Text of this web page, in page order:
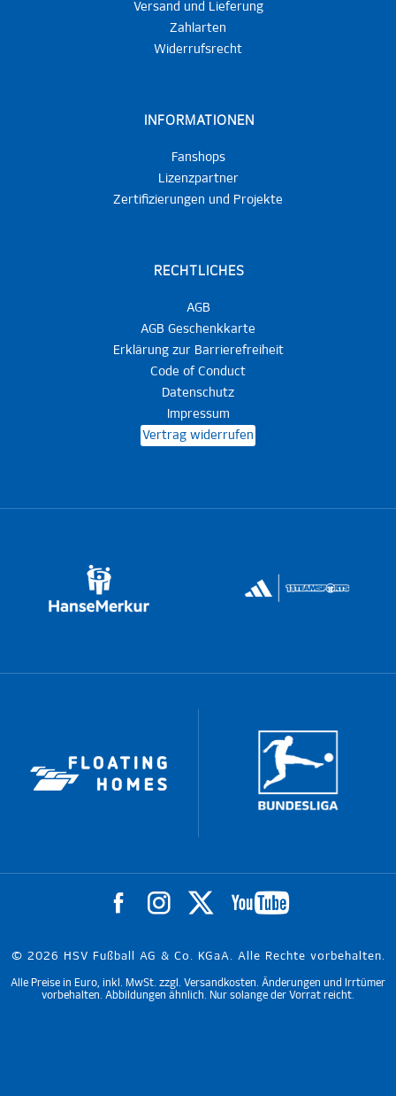
Versand und Lieferung
Zahlarten
Widerrufsrecht
INFORMATIONEN
Fanshops
Lizenzpartner
Zertifizierungen und Projekte
RECHTLICHES
AGB
AGB Geschenkkarte
Erklärung zur Barrierefreiheit
Code of Conduct
Datenschutz
Impressum
Vertrag widerrufen
© 2026 HSV Fußball AG & Co. KGaA. Alle Rechte vorbehalten.
Alle Preise in Euro, inkl. MwSt. zzgl. Versandkosten. Änderungen und Irrtümer
vorbehalten. Abbildungen ähnlich. Nur solange der Vorrat reicht.